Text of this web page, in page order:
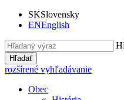
SKSlovensky
ENEnglish
Hľadať
rozšírené vyhľadávanie
Obec